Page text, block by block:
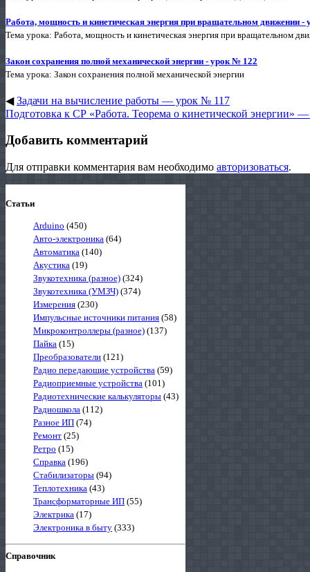
Работа, мощность и кинетическая энергия при вращательном движении -
Тема урока: Работа, мощность и кинетическая энергия при вращательном
Закон сохранения полной механической энергии - урок № 122
Тема урока: Закон сохранения полной механической энергии
◀Задачи на вычисление работы — урок № 117
Подготовка к СР «Работа. Теорема о кинетической энергии»
Добавить комментарий
Для отправки комментария вам необходимо авторизоваться.
Статьи
Arduino (450)
Авто-электроника (64)
Автоматика (140)
Акустика (19)
Звукотехника (разное) (324)
Звукотехника (УМЗЧ) (374)
Измерения (230)
Импульсные источники питания (58)
Микроконтроллеры (разное) (137)
Пайка (15)
Преобразователи (121)
Радио передающие устройства (59)
Радиоприемные устройства (101)
Радиотехнические калькуляторы (43)
Радиошкола (112)
Разное ИП (74)
Ремонт (25)
Ретро (15)
Справка (196)
Стабилизаторы (94)
Теплотехника (43)
Трансформаторные ИП (55)
Электрика (17)
Электроника в быту (333)
Справочник